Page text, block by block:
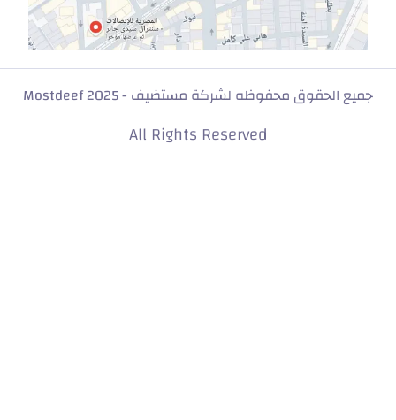
جميع الحقوق محفوظه لشركة مستضيف - Mostdeef 2025
All Rights Reserved